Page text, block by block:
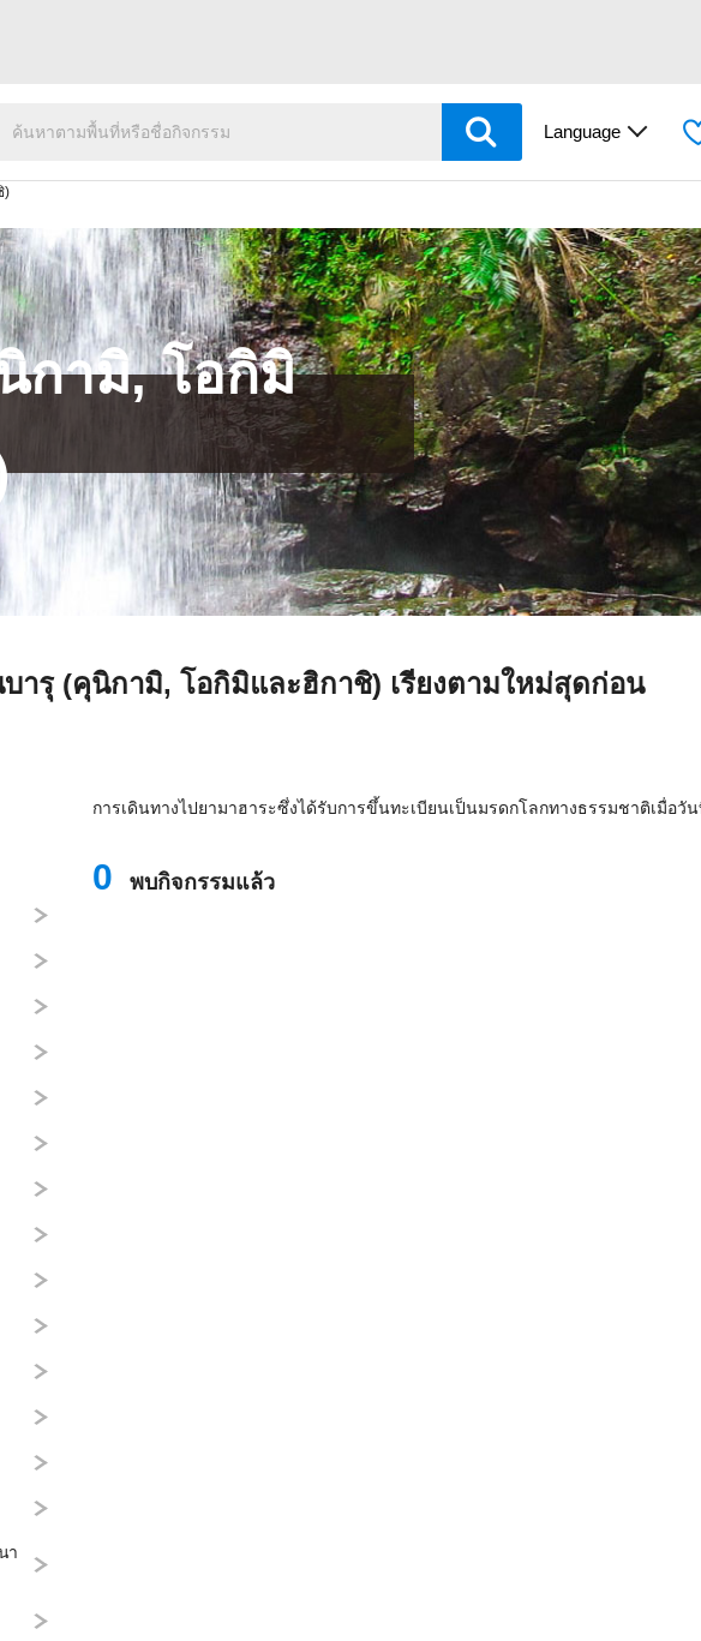
Language
)
กามิ, โอกิมิ
ารุ (คุนิกามิ, โอกิมิและฮิกาชิ) เรียงตามใหม่สุดก่อน
า
การเดินทางไปยามาฮาระซึ่งได้รับการขึ้นทะเบียนเป็นมรดกโลกทางธรรมชาติเมื่อวั
0 พบกิจกรรมแล้ว